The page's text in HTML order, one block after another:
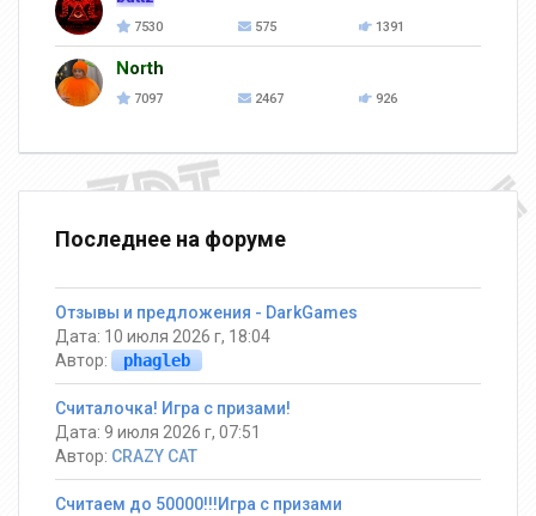
7530 575 1391
North
7097 2467 926
Последнее на форуме
Отзывы и предложения - DarkGames
Дата: 10 июля 2026 г, 18:04
Автор:
phagleb
Считалочка! Игра с призами!
Дата: 9 июля 2026 г, 07:51
Автор: CRAZY CAT
Считаем до 50000!!!Игра с призами